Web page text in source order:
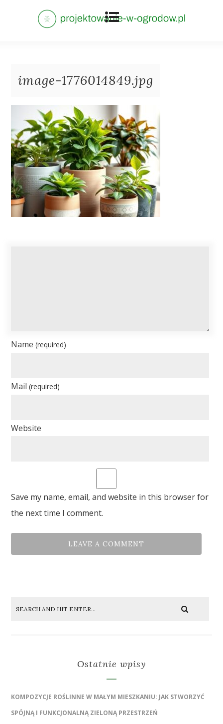
image-1776014849.jpg
Name(required)
Mail(required)
Website
Save my name, email, and website in this browser for
the next time I comment.
Ostatnie wpisy
KOMPOZYCJE ROŚLINNE W MAŁYM MIESZKANIU: JAK STWORZYĆ
SPÓJNĄ I FUNKCJONALNĄ ZIELONĄ PRZESTRZEŃ